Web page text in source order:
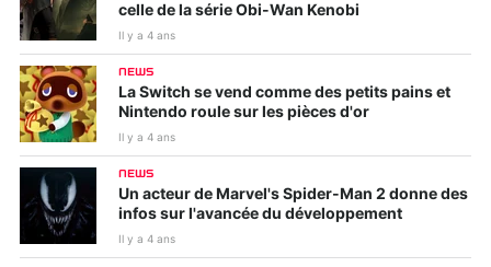
celle de la série Obi-Wan Kenobi
Il y a 4 ans
NEWS
La Switch se vend comme des petits pains et
Nintendo roule sur les pièces d'or
Il y a 4 ans
NEWS
Un acteur de Marvel's Spider-Man 2 donne des
infos sur l'avancée du développement
Il y a 4 ans